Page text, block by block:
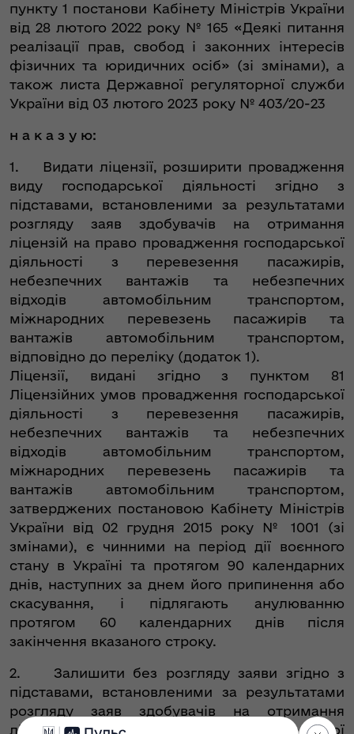
пункту 1 постанови Кабінету Міністрів України
від 28 лютого 2022 року № 165 «Деякі питання
реалізації прав, свобод і законних інтересів
фізичних та юридичних осіб» (зі змінами), а
також листа Державної регуляторної служби
України від 03 лютого 2023 року № 403/20-23
н а к а з у ю:
1. Видати ліцензії, розширити провадження
виду господарської діяльності згідно з
підставами, встановленими за результатами
розгляду заяв здобувачів на отримання
ліцензій на право провадження господарської
діяльності з перевезення пасажирів,
небезпечних вантажів та небезпечних
відходів автомобільним транспортом,
міжнародних перевезень пасажирів та
вантажів автомобільним транспортом,
відповідно до переліку (додаток 1).
Ліцензії, видані згідно з пунктом 81
Ліцензійних умов провадження господарської
діяльності з перевезення пасажирів,
небезпечних вантажів та небезпечних
відходів автомобільним транспортом,
міжнародних перевезень пасажирів та
вантажів автомобільним транспортом,
затверджених постановою Кабінету Міністрів
України від 02 грудня 2015 року № 1001 (зі
змінами), є чинними на період дії воєнного
стану в Україні та протягом 90 календарних
днів, наступних за днем його припинення або
скасування, і підлягають анулюванню
протягом 60 календарних днів після
закінчення вказаного строку.
2. Залишити без розгляду заяви згідно з
підставами, встановленими за результатами
розгляду заяв здобувачів на отримання
ліцензій на право провадження господарської